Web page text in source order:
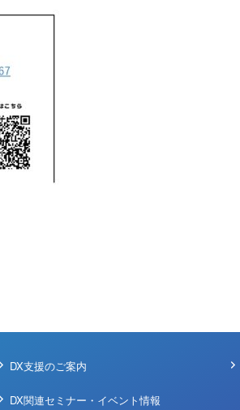
DX支援のご案内
DX関連セミナー・イベント情報